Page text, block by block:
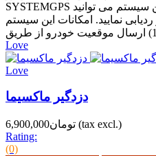
SYSTEMGPS خودرو - ردیابی خودروبه کمک این سیستم می توانید
نمایید. امکانات این سیستم
Love
Love
دزدگیر ماکسیما
تومان6,900,000 (tax excl.)
Rating:
(0)